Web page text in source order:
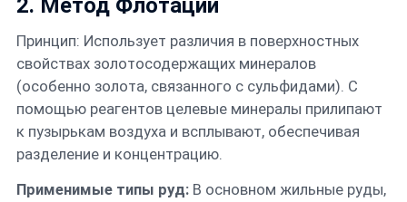
2. Метод Флотации
Принцип: Использует различия в поверхностных
свойствах золотосодержащих минералов
(особенно золота, связанного с сульфидами). С
помощью реагентов целевые минералы прилипают
к пузырькам воздуха и всплывают, обеспечивая
разделение и концентрацию.
Применимые типы руд: В основном жильные руды,